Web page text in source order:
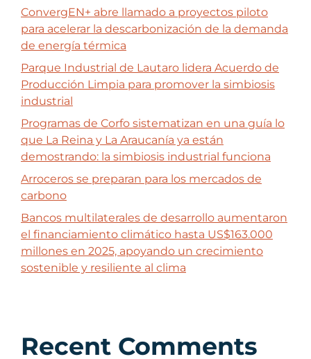
ConvergEN+ abre llamado a proyectos piloto
para acelerar la descarbonización de la demanda
de energía térmica
Parque Industrial de Lautaro lidera Acuerdo de
Producción Limpia para promover la simbiosis
industrial
Programas de Corfo sistematizan en una guía lo
que La Reina y La Araucanía ya están
demostrando: la simbiosis industrial funciona
Arroceros se preparan para los mercados de
carbono
Bancos multilaterales de desarrollo aumentaron
el financiamiento climático hasta US$163.000
millones en 2025, apoyando un crecimiento
sostenible y resiliente al clima
Recent Comments